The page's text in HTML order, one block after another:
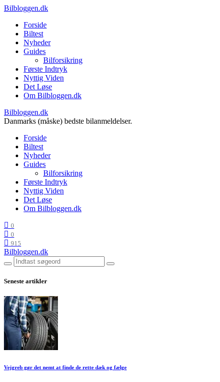
Bilbloggen.dk
Forside
Biltest
Nyheder
Guides
Bilforsikring
Første Indtryk
Nyttig Viden
Det Løse
Om Bilbloggen.dk
Bilbloggen.dk
Danmarks (måske) bedste bilanmeldelser.
Forside
Biltest
Nyheder
Guides
Bilforsikring
Første Indtryk
Nyttig Viden
Det Løse
Om Bilbloggen.dk
0
0
915
Bilbloggen.dk
Seneste artikler
Vejgreb gør det nemt at finde de rette dæk og fælge